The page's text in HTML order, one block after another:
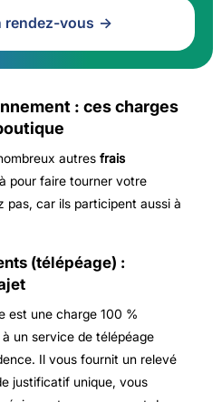
rendez-vous
: ces charges
autres frais
pour faire tourner votre
pas, car ils participent aussi à
(télépéage) :
est une charge 100 %
un service de télépéage
Il vous fournit un relevé
justificatif unique, vous